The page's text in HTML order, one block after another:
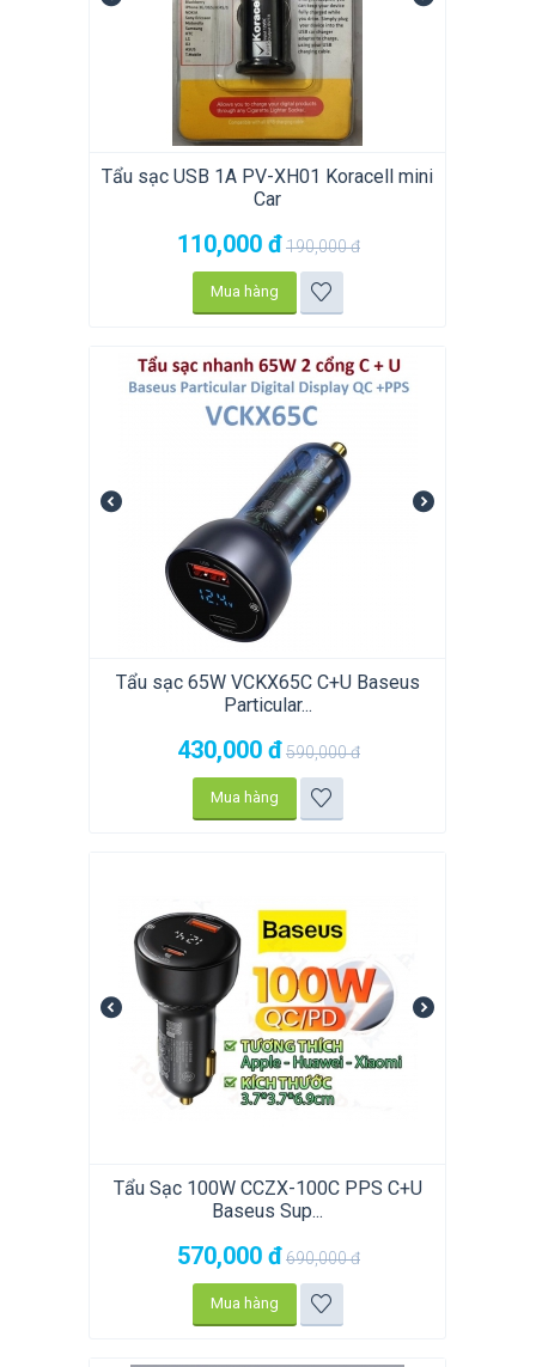
Tẩu sạc USB 1A PV-XH01 Koracell mini
Car
110,000 đ190,000đ
Mua hàng
Tẩu sạc 65W VCKX65C C+U Baseus
Particular...
430,000 đ590,000đ
Mua hàng
Tẩu Sạc 100W CCZX-100C PPS C+U
Baseus Sup...
570,000 đ690,000đ
Mua hàng